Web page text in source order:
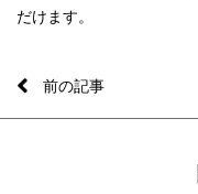
だけます。
前の記事